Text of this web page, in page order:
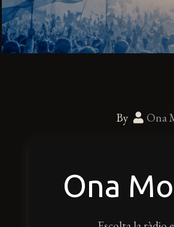
By Ona
Ona